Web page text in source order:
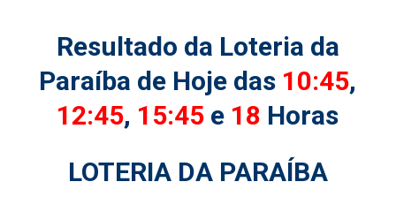
Resultado da Loteria da
Paraíba de Hoje das 10:45,
12:45, 15:45 e 18 Horas
LOTERIA DA PARAÍBA